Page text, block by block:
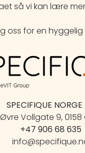
så vi kan lære
oss for en
SPECIFIQUE NORGE
Øvre Vollgate 9, 0158
+47 906 68 635